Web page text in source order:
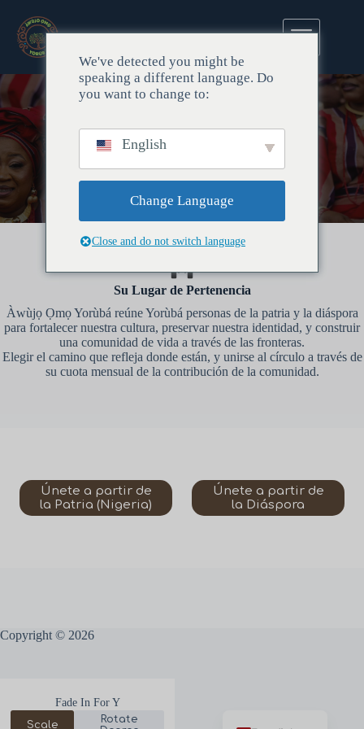
Fade In For Y
Scale
Rotate
Únete a NOSOTROS
Su Lugar de Pertenencia
Àwùjọ Ọmọ Yorùbá reúne Yorùbá personas de la patria y la diáspora
para fortalecer nuestra cultura, preservar nuestra identidad, y construir
una comunidad de vida a través de las fronteras.
Elegir el camino que refleja donde están, y unirse al círculo a través de
su cuota mensual de la contribución de la comunidad.
Únete a partir de
la Patria (Nigeria)
Únete a partir de
la Diáspora
Copyright © 2026
We've detected you might be
speaking a different language. Do
you want to change to:
English
Change Language
Close and do not switch language